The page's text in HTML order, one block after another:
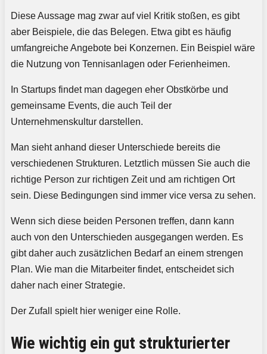
Diese Aussage mag zwar auf viel Kritik stoßen, es gibt
aber Beispiele, die das Belegen. Etwa gibt es häufig
umfangreiche Angebote bei Konzernen. Ein Beispiel wäre
die Nutzung von Tennisanlagen oder Ferienheimen.
In Startups findet man dagegen eher Obstkörbe und
gemeinsame Events, die auch Teil der
Unternehmenskultur darstellen.
Man sieht anhand dieser Unterschiede bereits die
verschiedenen Strukturen. Letztlich müssen Sie auch die
richtige Person zur richtigen Zeit und am richtigen Ort
sein. Diese Bedingungen sind immer vice versa zu sehen.
Wenn sich diese beiden Personen treffen, dann kann
auch von den Unterschieden ausgegangen werden. Es
gibt daher auch zusätzlichen Bedarf an einem strengen
Plan. Wie man die Mitarbeiter findet, entscheidet sich
daher nach einer Strategie.
Der Zufall spielt hier weniger eine Rolle.
Wie wichtig ein gut strukturierter